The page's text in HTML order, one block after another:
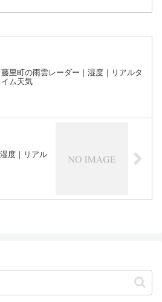
藤里町の雨雲レーダー｜湿度｜リアルタ
イム天気
度｜リアル